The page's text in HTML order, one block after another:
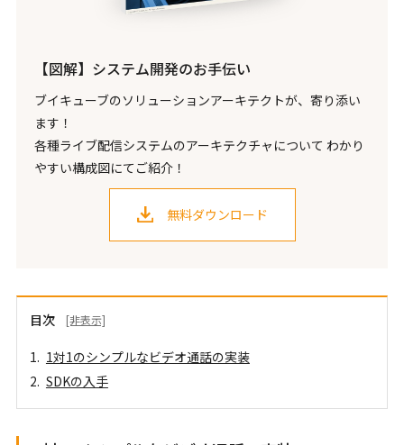
【図解】システム開発のお手伝い
ブイキューブのソリューションアーキテクトが、寄り添い
ます！
各種ライブ配信システムのアーキテクチャについて わかり
やすい構成図にてご紹介！
無料ダウンロード
目次 [非表示]
1対1のシンプルなビデオ通話の実装
SDKの入手